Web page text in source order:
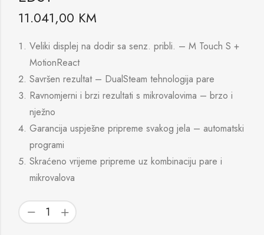
11.041,00 KM
Veliki displej na dodir sa senz. pribli. – M Touch S +
MotionReact
Savršen rezultat – DualSteam tehnologija pare
Ravnomjerni i brzi rezultati s mikrovalovima – brzo i
nježno
Garancija uspješne pripreme svakog jela – automatski
programi
Skraćeno vrijeme pripreme uz kombinaciju pare i
mikrovalova